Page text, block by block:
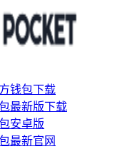
钱包下载
最新版下载
安卓版
最新官网